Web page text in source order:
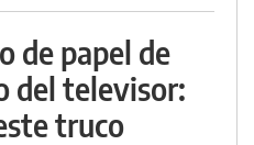
de papel de
del televisor:
truco